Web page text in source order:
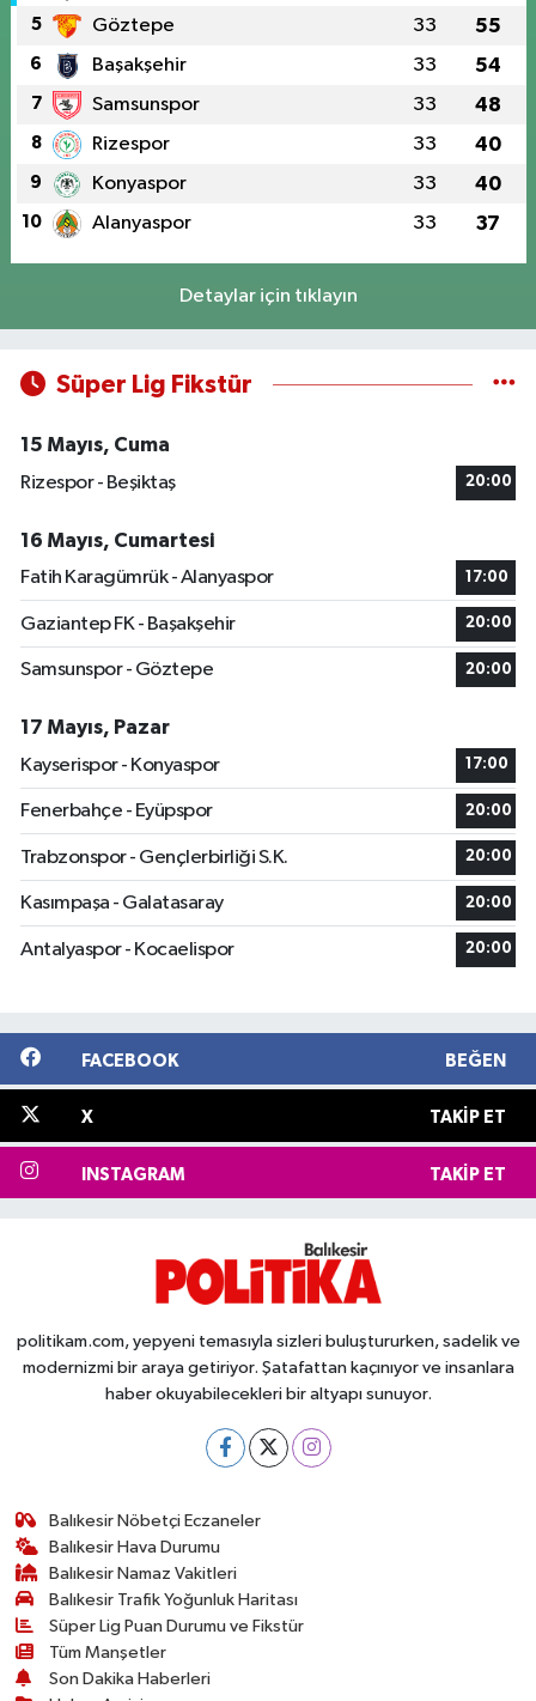
5 Göztepe 33 55
6 Başakşehir 33 54
7 Samsunspor 33 48
8 Rizespor 33 40
9 Konyaspor 33 40
10 Alanyaspor 33 37
Detaylar için tıklayın
Süper Lig Fikstür
15 Mayıs, Cuma
Rizespor - Beşiktaş
20:00
16 Mayıs, Cumartesi
Fatih Karagümrük - Alanyaspor
17:00
Gaziantep FK - Başakşehir 20:00
Samsunspor - Göztepe 20:00
17 Mayıs, Pazar
Kayserispor - Konyaspor
17:00
Fenerbahçe - Eyüpspor 20:00
Trabzonspor - Gençlerbirliği S.K. 20:00
Kasımpaşa - Galatasaray 20:00
Antalyaspor - Kocaelispor 20:00
FACEBOOK BEĞEN
X TAKIP ET
INSTAGRAM TAKIP ET
politikam.com, yepyeni temasıyla sizleri buluştururken, sadelik ve
modernizmi bir araya getiriyor. Şatafattan kaçınıyor ve insanlara
haber okuyabilecekleri bir altyapı sunuyor.
Balıkesir Nöbetçi Eczaneler
Balıkesir Hava Durumu
Balıkesir Namaz Vakitleri
Balıkesir Trafik Yoğunluk Haritası
Süper Lig Puan Durumu ve Fikstür
Tüm Manşetler
Son Dakika Haberleri